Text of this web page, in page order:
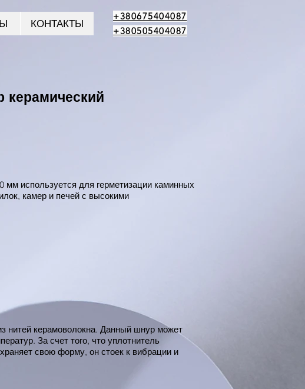
КОНТАКТЫ
+380675404087
+380505404087
керамический
мм используется для герметизации каминных
камер и печей с высокими
нитей керамоволокна. Данный шнур может
За счет того, что уплотнитель
свою форму, он стоек к вибрации и